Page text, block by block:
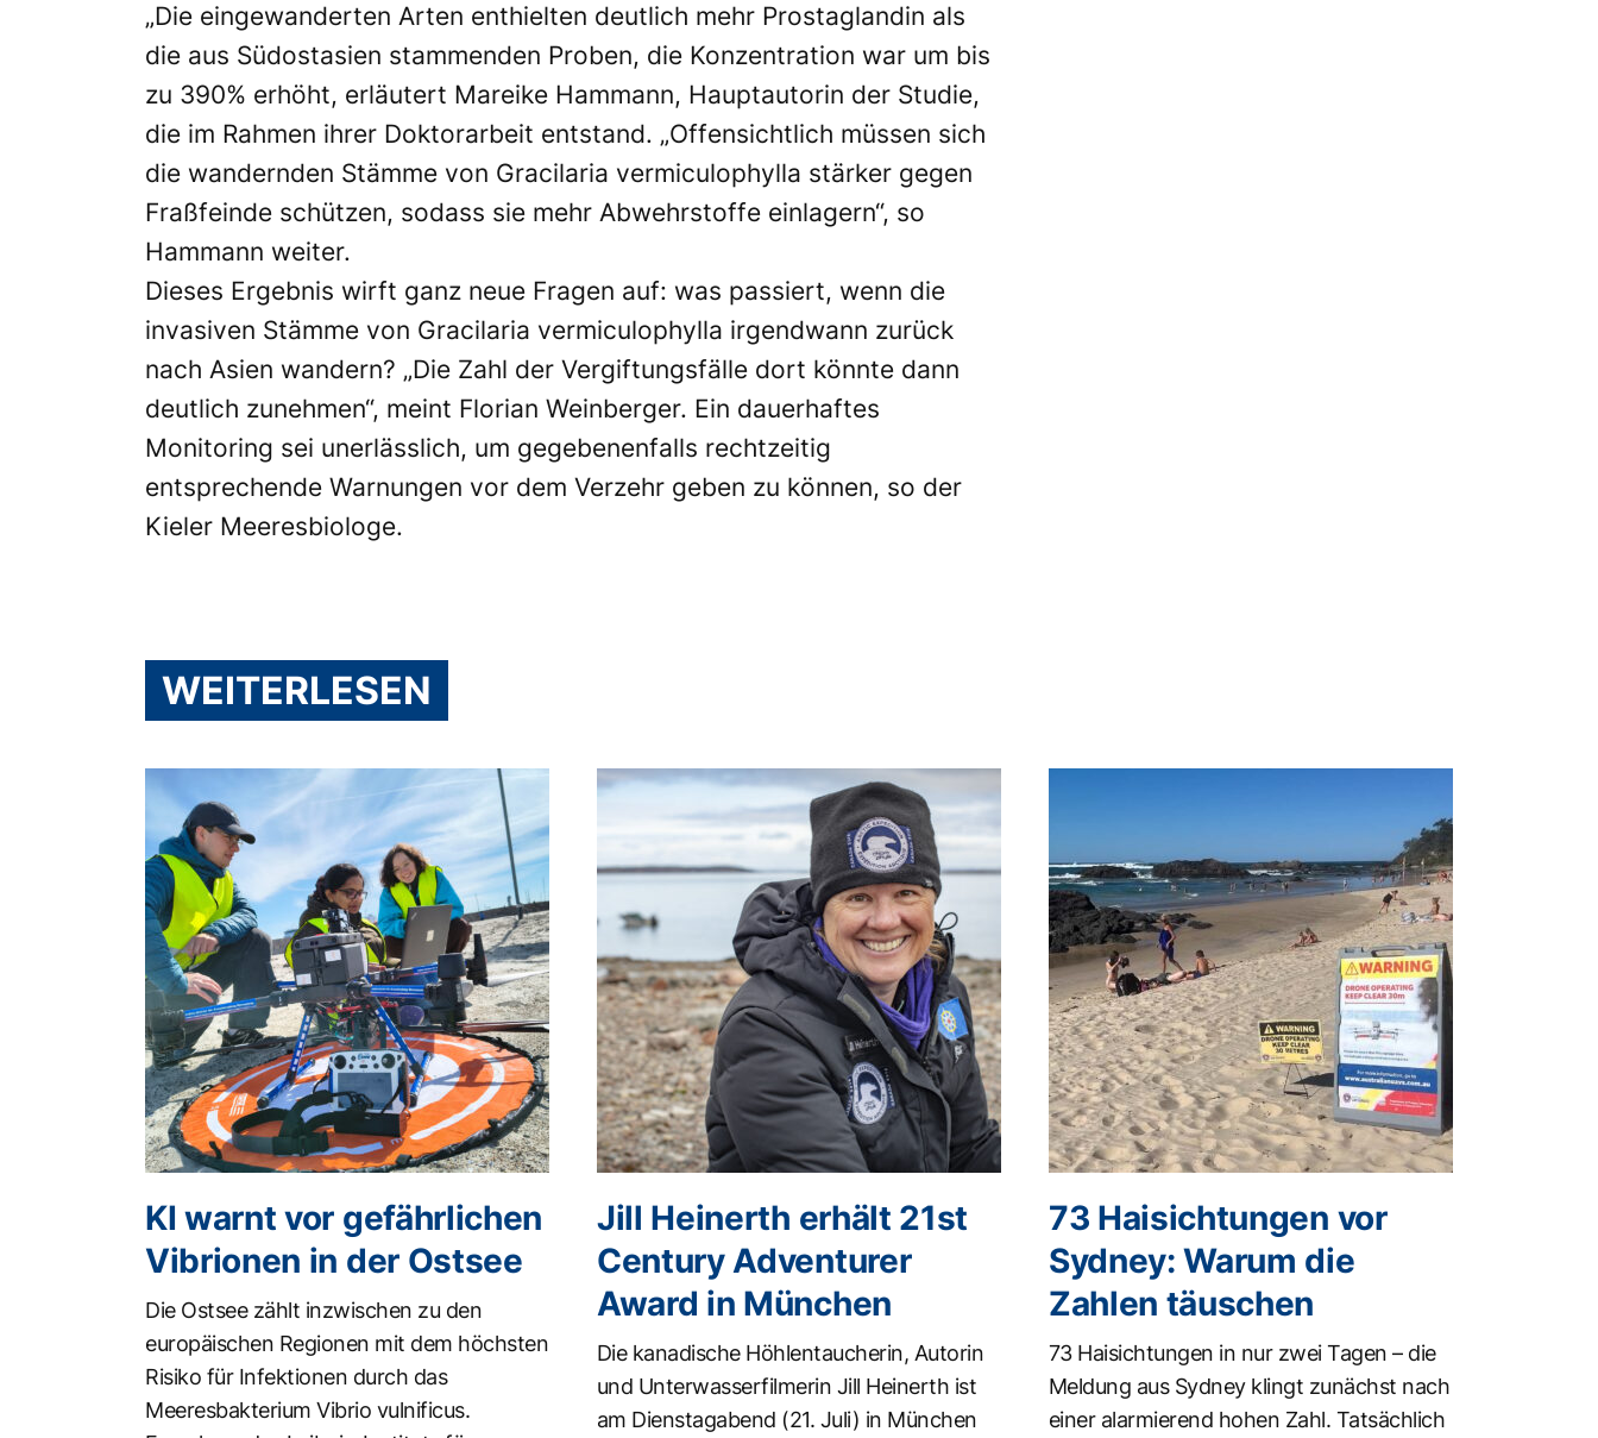
„Die eingewanderten Arten enthielten deutlich mehr Prostaglandin als
die aus Südostasien stammenden Proben, die Konzentration war um bis
zu 390% erhöht, erläutert Mareike Hammann, Hauptautorin der Studie,
die im Rahmen ihrer Doktorarbeit entstand. „Offensichtlich müssen sich
die wandernden Stämme von Gracilaria vermiculophylla stärker gegen
Fraßfeinde schützen, sodass sie mehr Abwehrstoffe einlagern“, so
Hammann weiter.
Dieses Ergebnis wirft ganz neue Fragen auf: was passiert, wenn die
invasiven Stämme von Gracilaria vermiculophylla irgendwann zurück
nach Asien wandern? „Die Zahl der Vergiftungsfälle dort könnte dann
deutlich zunehmen“, meint Florian Weinberger. Ein dauerhaftes
Monitoring sei unerlässlich, um gegebenenfalls rechtzeitig
entsprechende Warnungen vor dem Verzehr geben zu können, so der
Kieler Meeresbiologe.
WEITERLESEN
KI warnt vor gefährlichen
Vibrionen in der Ostsee
Die Ostsee zählt inzwischen zu den
europäischen Regionen mit dem höchsten
Risiko für Infektionen durch das
Meeresbakterium Vibrio vulnificus.
Jill Heinerth erhält 21st
Century Adventurer
Award in München
Die kanadische Höhlentaucherin, Autorin
und Unterwasserfilmerin Jill Heinerth ist
am Dienstagabend (21. Juli) in München
73 Haisichtungen vor
Sydney: Warum die
Zahlen täuschen
73 Haisichtungen in nur zwei Tagen – die
Meldung aus Sydney klingt zunächst nach
einer alarmierend hohen Zahl. Tatsächlich